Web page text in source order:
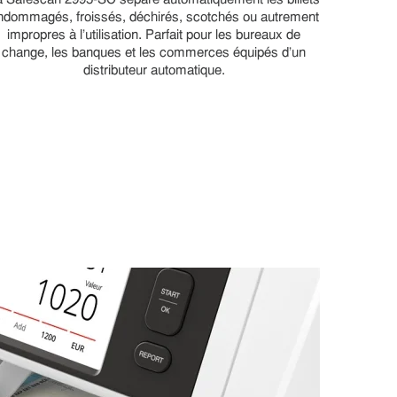
froissés, déchirés, scotchés ou autrement
impropres à l’utilisation. Parfait pour les bureaux de
change, les banques et les commerces équipés d’un
distributeur automatique.